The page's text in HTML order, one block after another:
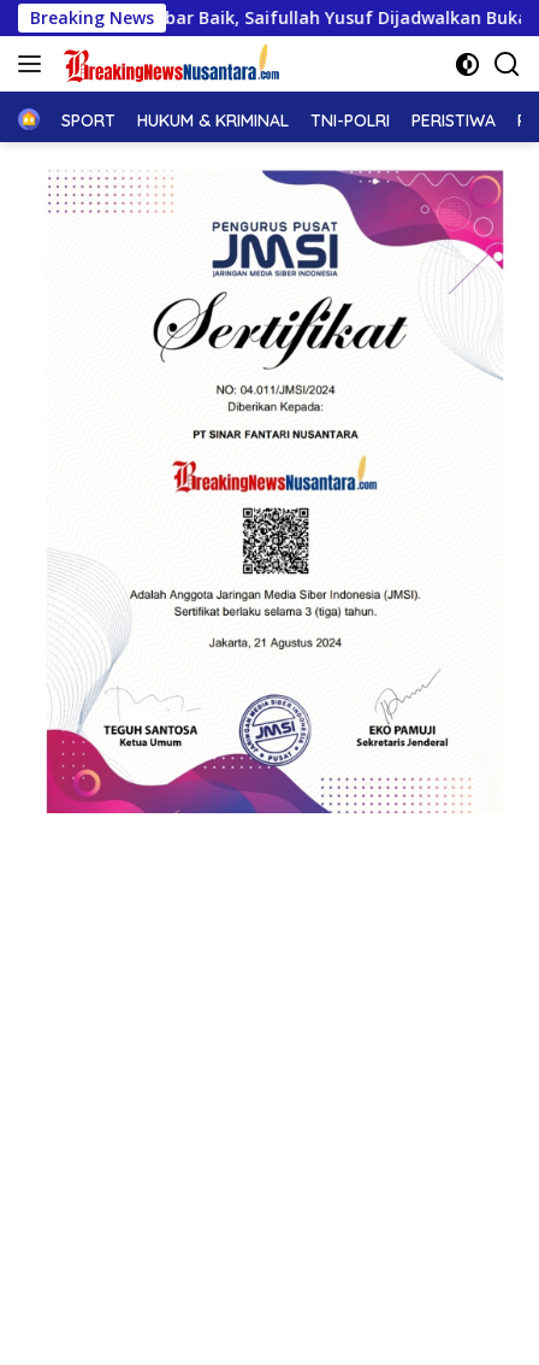
Langsung
ke
konten
Breaking News
Baik, Saifullah Yusuf Dijadwalkan Buka Pacu Jalur 2026
HomeSPORT HUKUM & KRIMINAL TNI-POLRI PERISTIWA